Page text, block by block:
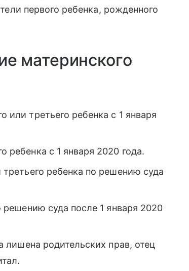
первого ребенка, рожденного
материнского
третьего ребенка с 1 января
с 1 января 2020 года.
третьего ребенка по решению суда
суда после 1 января 2020
родительских прав, отец